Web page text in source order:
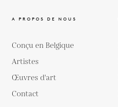
A PROPOS DE NOUS
Conçu en Belgique
Artistes
Œuvres d'art
Contact